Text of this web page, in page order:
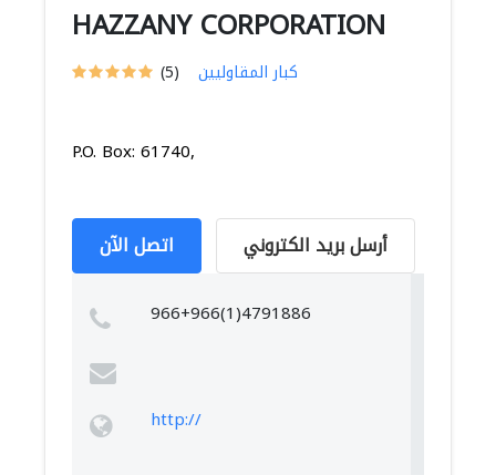
HAZZANY CORPORATION
(5) كبار المقاوليين
P.O. Box: 61740,
اتصل الآن أرسل بريد الكتروني
966+966(1)4791886
http://